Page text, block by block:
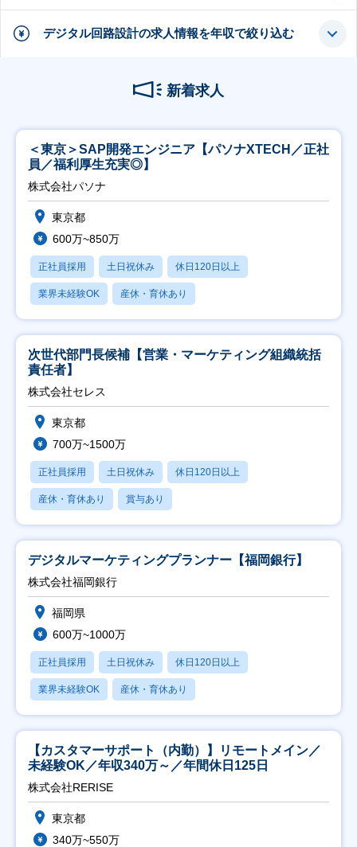
デジタル回路設計の求人情報を年収で絞り込む
新着求人
＜東京＞SAP開発エンジニア【パソナXTECH／正社
員／福利厚生充実◎】
株式会社パソナ
東京都
600万~850万
正社員採用 土日祝休み 休日120日以上
業界未経験OK 産休・育休あり
次世代部門長候補【営業・マーケティング組織統括
責任者】
株式会社セレス
東京都
700万~1500万
正社員採用 土日祝休み 休日120日以上
産休・育休あり 賞与あり
デジタルマーケティングプランナー【福岡銀行】
株式会社福岡銀行
福岡県
600万~1000万
正社員採用 土日祝休み 休日120日以上
業界未経験OK 産休・育休あり
【カスタマーサポート（内勤）】リモートメイン／
未経験OK／年収340万～／年間休日125日
株式会社RERISE
東京都
340万~550万